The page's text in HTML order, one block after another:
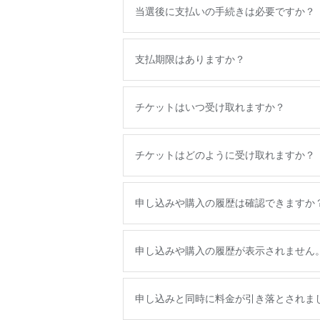
当選後に支払いの手続きは必要ですか？
支払期限はありますか？
チケットはいつ受け取れますか？
チケットはどのように受け取れますか？
申し込みや購入の履歴は確認できますか
申し込みや購入の履歴が表示されません。
申し込みと同時に料金が引き落とされま